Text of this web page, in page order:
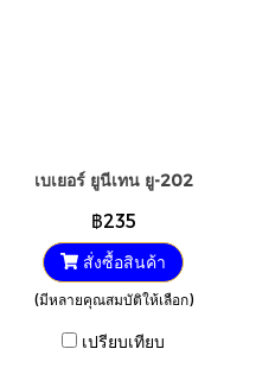
เบเยอร์ ยูนีเทน ยู-202
฿235
สั่งซื้อสินค้า
(มีหลายคุณสมบัติให้เลือก)
เปรียบเทียบ